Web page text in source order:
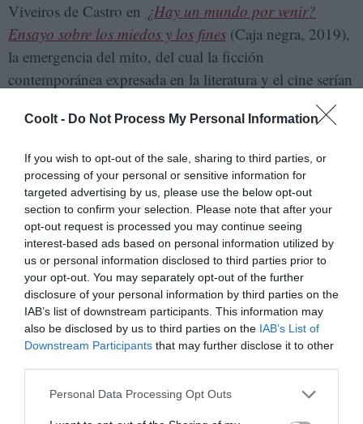
Coolt - Do Not Process My Personal Information
If you wish to opt-out of the sale, sharing to third parties, or
processing of your personal or sensitive information for
targeted advertising by us, please use the below opt-out
section to confirm your selection. Please note that after your
opt-out request is processed you may continue seeing
interest-based ads based on personal information utilized by
us or personal information disclosed to third parties prior to
your opt-out. You may separately opt-out of the further
disclosure of your personal information by third parties on the
IAB’s list of downstream participants. This information may
also be disclosed by us to third parties on the IAB’s List of
Downstream Participants that may further disclose it to other
Personal Data Processing Opt Outs
Viveiros de Castro en ¿Hay un mundo por venir?
Ensayo sobre los miedos y los fines (Caja negra, 2019),
la emergencia del mito, del cual la ficción
contemporánea expresada en la literatura y el cine serían
su manifestación contemporánea, sustenta la necesidad
de una sociedad de explicar algo a lo que no puede
tanto:
“La conocida frase de Jorge Luis Borges, que
clasificaba a la metafísica como una rama de la
literatura fantástica, terminaría exigiendo la
reciprocidad: la literatura fantástica y la ciencia
ficción son las nuevas metafísicas ‘pop’, las
mitofísicas de nuestra época”
filosofía más abstracta y que se pregunta por el ser de